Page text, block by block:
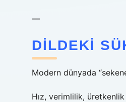
—
DILDEKI
Modern dünyada
Hız, verimlilik,